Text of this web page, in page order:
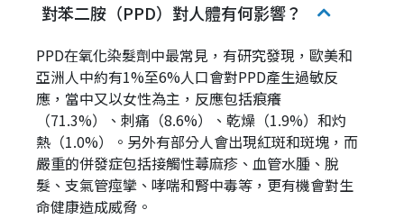
對苯二胺（PPD）對人體有何影響？
PPD在氧化染髮劑中最常見，有研究發現，歐美和
亞洲人中約有1%至6%人口會對PPD產生過敏反
應，當中又以女性為主，反應包括痕癢
（71.3%）、刺痛（8.6%）、乾燥（1.9%）和灼
熱（1.0%）。另外有部分人會出現紅斑和斑塊，而
嚴重的併發症包括接觸性蕁麻疹、血管水腫、脫
髮、支氣管痙攣、哮喘和腎中毒等，更有機會對生
命健康造成威脅。